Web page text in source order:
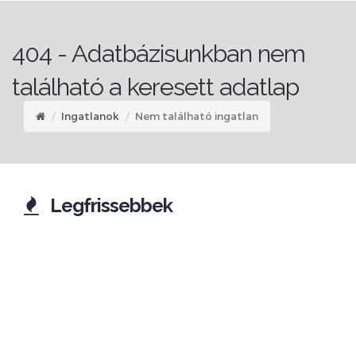
404 - Adatbázisunkban nem
található a keresett adatlap
Ingatlanok Nem található ingatlan
Legfrissebbek